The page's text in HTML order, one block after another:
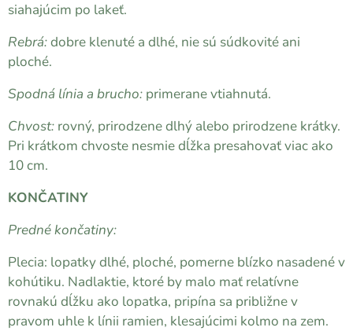
siahajúcim po lakeť.
Rebrá:dobre klenuté a dlhé, nie sú súdkovité ani
ploché.
Spodná línia a brucho: primerane vtiahnutá.
Chvost: rovný, prirodzene dlhý alebo prirodzene krátky.
Pri krátkom chvoste nesmie dĺžka presahovať viac ako
10 cm.
KONČATINY
Predné končatiny:
Plecia: lopatky dlhé, ploché, pomerne blízko nasadené v
kohútiku. Nadlaktie, ktoré by malo mať relatívne
rovnakú dĺžku ako lopatka, pripína sa približne v
pravom uhle k línii ramien, klesajúcimi kolmo na zem.